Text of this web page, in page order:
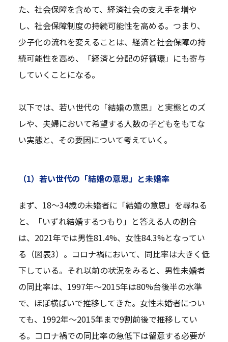
た、社会保障を含めて、経済社会の支え手を増や
し、社会保障制度の持続可能性を高める。つまり、
少子化の流れを変えることは、経済と社会保障の持
続可能性を高め、「経済と分配の好循環」にも寄与
していくことになる。
以下では、若い世代の「結婚の意思」と実態とのズ
レや、夫婦において希望する人数の子どもをもてな
い実態と、その要因について考えていく。
（1）若い世代の「結婚の意思」と未婚率
まず、18～34歳の未婚者に「結婚の意思」を尋ねる
と、「いずれ結婚するつもり」と答える人の割合
は、2021年では男性81.4%、女性84.3%となってい
る（図表3）。コロナ禍において、同比率は大きく低
下している。それ以前の状況をみると、男性未婚者
の同比率は、1997年～2015年は80%台後半の水準
で、ほぼ横ばいで推移してきた。女性未婚者につい
ても、1992年～2015年まで9割前後で推移してい
る。コロナ禍での同比率の急低下は留意する必要が